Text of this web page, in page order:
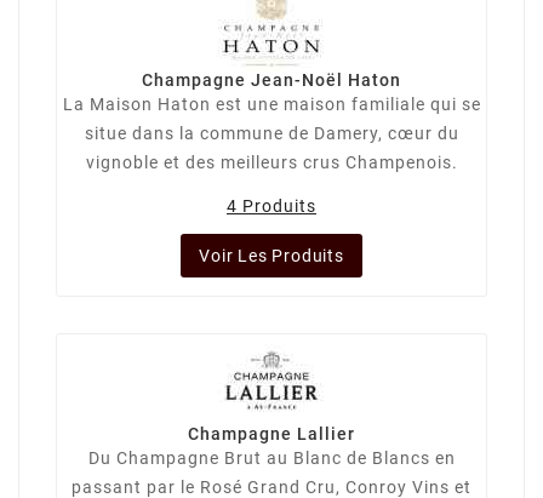
Champagne Jean-Noël Haton
La Maison Haton est une maison familiale qui se
situe dans la commune de Damery, cœur du
vignoble et des meilleurs crus Champenois.
4 Produits
Voir Les Produits
Champagne Lallier
Du Champagne Brut au Blanc de Blancs en
passant par le Rosé Grand Cru, Conroy Vins et